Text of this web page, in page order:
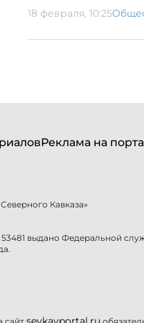
18 февраля, 10:25
Реклама на
Кавказа»
выдано Федеральной